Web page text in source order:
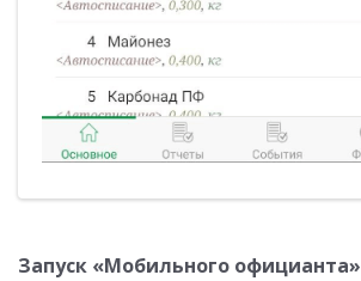
Запуск «Мобильного официанта»